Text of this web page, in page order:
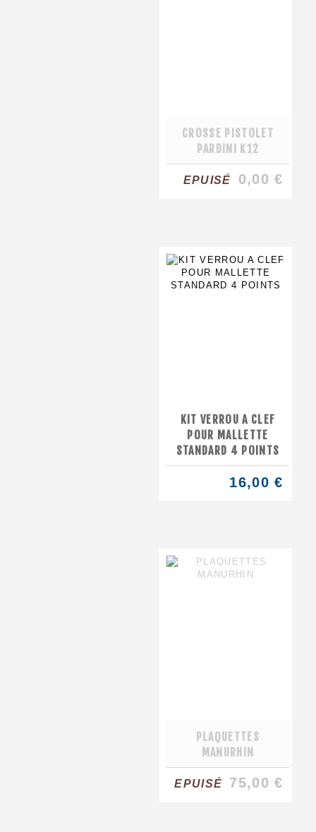
CROSSE PISTOLET
PARDINI K12
EPUISÉ 0,00 €
KIT VERROU A CLEF
POUR MALLETTE
STANDARD 4 POINTS
16,00 €
PLAQUETTES
MANURHIN
EPUISÉ 75,00 €